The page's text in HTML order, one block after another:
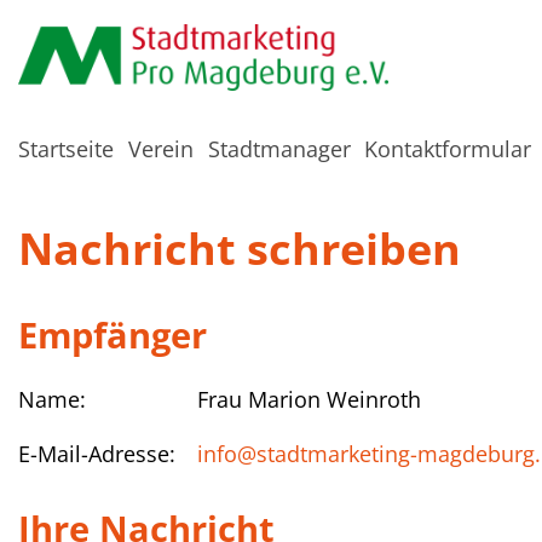
Startseite Verein Stadtmanager Kontaktformular
Nachricht schreiben
Empfänger
Name:
Frau Marion Weinroth
E-Mail-Adresse:
info@stadtmarketing-
Ihre Nachricht